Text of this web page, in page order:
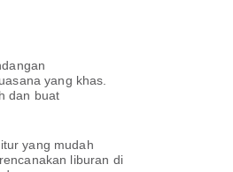
yang khas.
dan buat
yang mudah
liburan di